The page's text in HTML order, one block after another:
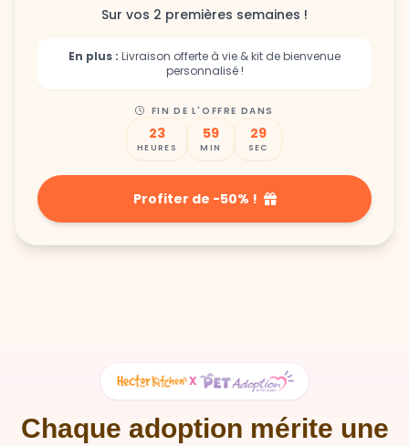
Sur vos 2 premières semaines !
En plus : Livraison offerte à vie & kit de bienvenue
personnalisé !
FIN DE L'OFFRE DANS
23
HEURES
59
MIN
27
SEC
Profiter de -50% !
X
Chaque adoption mérite une